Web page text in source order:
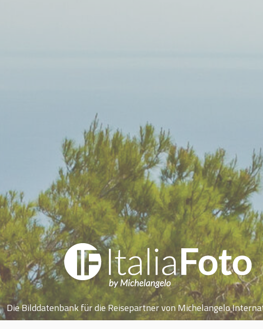
Die Bilddatenbank für die Reisepartner von Michelangelo